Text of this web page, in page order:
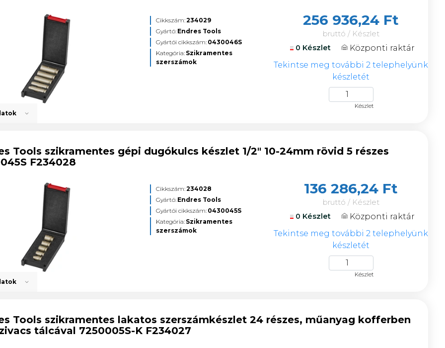
Cikkszám:234029
Gyártó: Endres Tools
Gyártói cikkszám: 0430046S
Kategória: Szikramentes
szerszámok
256 936,24 Ft
bruttó / Készlet
0 Készlet
Központi raktár
Tekintse meg további 2 telephelyünk
készletét
Készlet
Tools szikramentes gépi dugókulcs készlet 1/2" 10-24mm rövid 5 részes
F234028
Cikkszám:234028
Gyártó: Endres Tools
Gyártói cikkszám: 0430045S
Kategória: Szikramentes
szerszámok
136 286,24 Ft
bruttó / Készlet
0 Készlet
Központi raktár
Tekintse meg további 2 telephelyünk
készletét
Készlet
Tools szikramentes lakatos szerszámkészlet 24 részes, műanyag kofferben
tálcával 7250005S-K F234027